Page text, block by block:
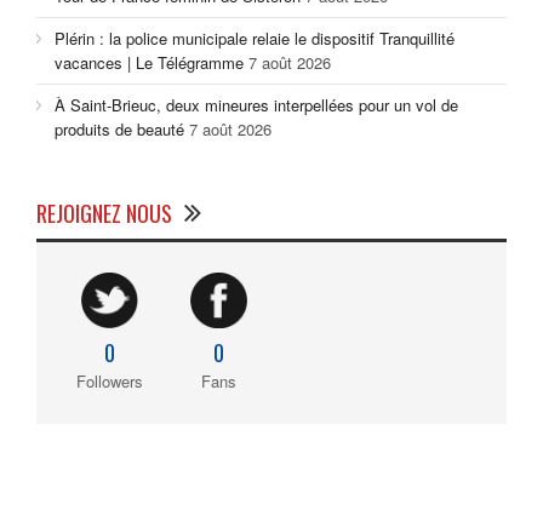
Plérin : la police municipale relaie le dispositif Tranquillité
vacances | Le Télégramme 7 août 2026
À Saint-Brieuc, deux mineures interpellées pour un vol de
produits de beauté 7 août 2026
REJOIGNEZ NOUS
0
Followers
0
Fans